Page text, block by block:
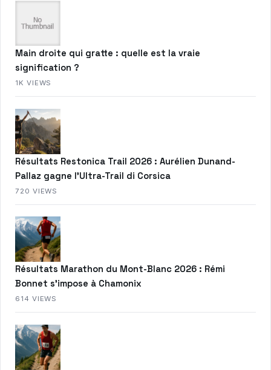
Main droite qui gratte : quelle est la vraie
signification ?
1K VIEWS
Résultats Restonica Trail 2026 : Aurélien Dunand-
Pallaz gagne l’Ultra-Trail di Corsica
720 VIEWS
Résultats Marathon du Mont-Blanc 2026 : Rémi
Bonnet s’impose à Chamonix
614 VIEWS